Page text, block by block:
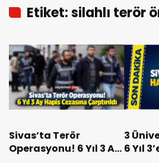
Etiket: silahlı terör
Sivas’ta Terör
Operasyonu! 6 Yıl 3 Ay
3
6 Yıl